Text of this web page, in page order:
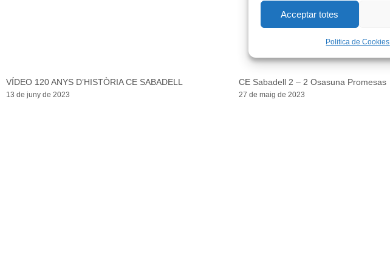
Acceptar totes
Politica de Cookies
VÍDEO 120 ANYS D’HISTÒRIA CE SABADELL
13 de juny de 2023
CE Sabadell 2 – 2 Osasuna Promesas
27 de maig de 2023